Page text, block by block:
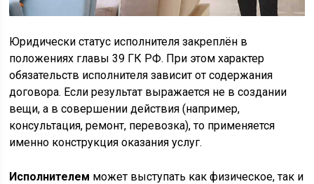
Юридически статус исполнителя закреплён в
положениях главы 39 ГК РФ. При этом характер
обязательств исполнителя зависит от содержания
договора. Если результат выражается не в создании
вещи, а в совершении действия (например,
консультация, ремонт, перевозка), то применяется
именно конструкция оказания услуг.
Исполнителем может выступать как физическое, так и